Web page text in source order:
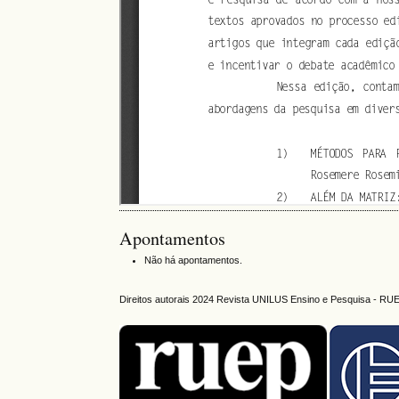
Apontamentos
Não há apontamentos.
Direitos autorais 2024 Revista UNILUS Ensino e Pesquisa -